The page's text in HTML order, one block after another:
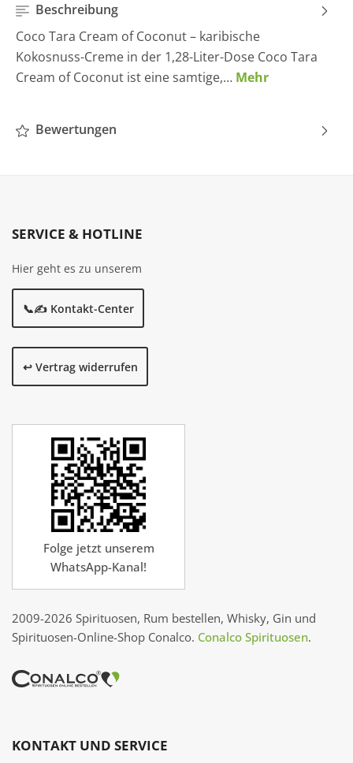
Beschreibung
Coco Tara Cream of Coconut – karibische
Kokosnuss-Creme in der 1,28-Liter-Dose Coco Tara
Cream of Coconut ist eine samtige,… Mehr
Bewertungen
SERVICE & HOTLINE
Hier geht es zu unserem
📞✍️ Kontakt-Center
↩️ Vertrag widerrufen
Folge jetzt unserem
WhatsApp-Kanal!
2009-2026 Spirituosen, Rum bestellen, Whisky, Gin und
Spirituosen-Online-Shop Conalco. Conalco Spirituosen.
KONTAKT UND SERVICE